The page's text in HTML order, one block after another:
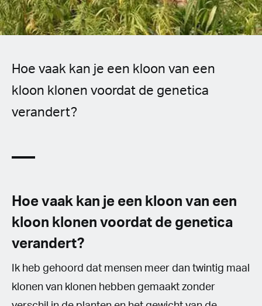
Spanish (Latin America)
German
French
Italian
Polish
Hoe vaak kan je een kloon van een
kloon klonen voordat de genetica
verandert?
Hoe vaak kan je een kloon van een
kloon klonen voordat de genetica
verandert?
Ik heb gehoord dat mensen meer dan twintig maal
klonen van klonen hebben gemaakt zonder